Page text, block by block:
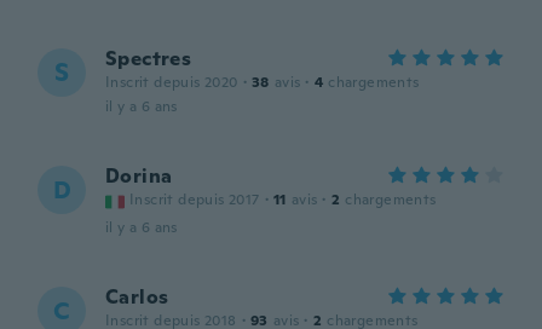
S Spectres
Inscrit depuis 2020 · 38 avis · 4 chargements
il y a 6 ans
D Dorina
Inscrit depuis 2017 · 11 avis · 2 chargements
il y a 6 ans
C Carlos
Inscrit depuis 2018 · 93 avis · 2 chargements